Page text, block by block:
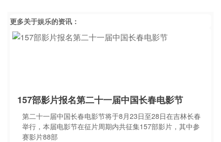
更多关于娱乐的资讯：
157部影片报名第二十一届中国长春电影节
第二十一届中国长春电影节将于8月23日至28日在吉林长春
举行，本届电影节在征片周期内共征集157部影片，其中参
赛影片88部